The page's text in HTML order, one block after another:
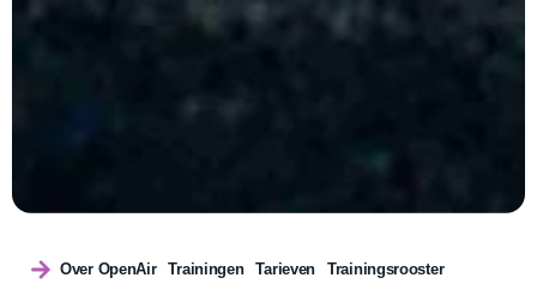
Over OpenAir Trainingen Tarieven Trainingsrooster